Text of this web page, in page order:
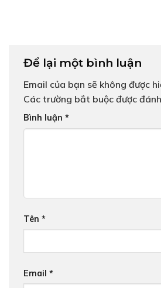
Để lại một bình luận
Email của bạn sẽ không được
Các trường bắt buộc được
Bình luận *
Tên *
Email *